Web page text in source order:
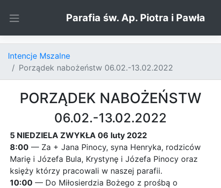
Parafia św. Ap. Piotra i Pawła
Intencje Mszalne
Porządek nabożeństw 06.02.-13.02.2022
PORZĄDEK NABOŻEŃSTW
06.02.-13.02.2022
5 NIEDZIELA ZWYKŁA 06 luty 2022
8:00 — Za + Jana Pinocy, syna Henryka, rodziców
Marię i Józefa Bula, Krystynę i Józefa Pinocy oraz
księży którzy pracowali w naszej parafii.
10:00 — Do Miłosierdzia Bożego z prośbą o